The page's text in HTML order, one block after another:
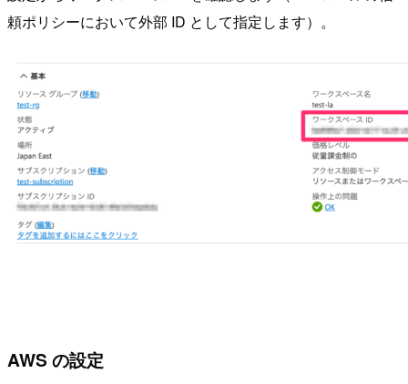
頼ポリシーにおいて外部 ID として指定します）。
AWS の設定